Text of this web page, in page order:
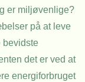
er miljøvenlige?
på at leve
bevidste
det er ved at
energiforbruget